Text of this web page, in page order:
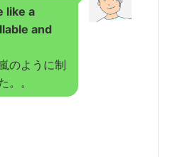
like a
and
のように制
。。